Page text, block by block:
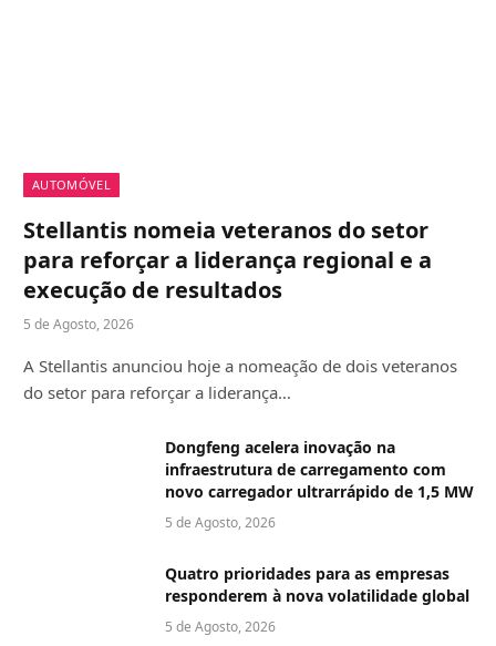
AUTOMÓVEL
Stellantis nomeia veteranos do setor
para reforçar a liderança regional e a
execução de resultados
5 de Agosto, 2026
A Stellantis anunciou hoje a nomeação de dois veteranos
do setor para reforçar a liderança…
Dongfeng acelera inovação na
infraestrutura de carregamento com
novo carregador ultrarrápido de 1,5 MW
5 de Agosto, 2026
Quatro prioridades para as empresas
responderem à nova volatilidade global
5 de Agosto, 2026